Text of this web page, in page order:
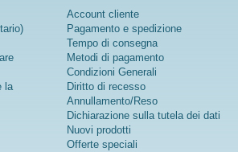
la
Account cliente
Pagamento e spedizione
Tempo di consegna
Metodi di pagamento
Condizioni Generali
Diritto di recesso
Annullamento/Reso
Dichiarazione sulla tutela dei dati
Nuovi prodotti
Offerte speciali